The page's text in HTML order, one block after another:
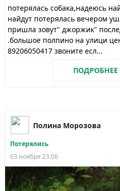
потерялась собака,надеюсь
найдут потерялась вечером
пришла зовут" джоржик"
.большое полпино на улици
89206050417 звоните есл...
ПОДРОБНЕЕ
Полина Морозова
Потерялись
03 ноября 23:06